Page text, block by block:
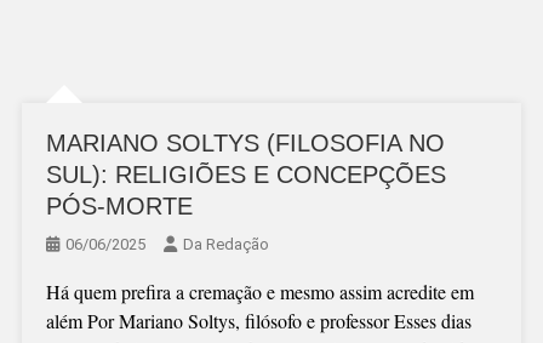
MARIANO SOLTYS (FILOSOFIA NO
SUL): RELIGIÕES E CONCEPÇÕES
PÓS-MORTE
06/06/2025 Da Redação
Há quem prefira a cremação e mesmo assim acredite em
além Por Mariano Soltys, filósofo e professor Esses dias